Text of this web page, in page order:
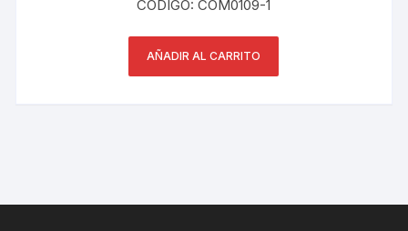
CÓDIGO: COM0109-1
AÑADIR AL CARRITO